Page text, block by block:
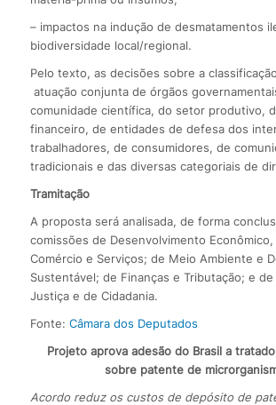
– impactos na indução de desmatamentos
biodiversidade local/regional.
Pelo texto, as decisões sobre a
atuação conjunta de órgãos
comunidade científica, do setor produtivo,
financeiro, de entidades de defesa dos
trabalhadores, de consumidores, de
tradicionais e das diversas categoriais de
Tramitação
A proposta será analisada, de forma
comissões de Desenvolvimento
Comércio e Serviços; de Meio Ambiente e
Sustentável; de Finanças e Tributação; e
Justiça e de Cidadania.
Fonte: Câmara dos Deputados
Projeto aprova adesão do Brasil a
sobre patente de
Acordo reduz os custos de depósito de